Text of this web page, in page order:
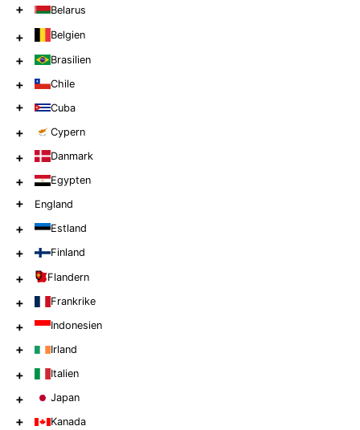
+ Belarus
+ Belgien
+ Brasilien
+ Chile
+ Cuba
+ Cypern
+ Danmark
+ Egypten
+ England
+ Estland
+ Finland
+ Flandern
+ Frankrike
+ Indonesien
+ Irland
+ Italien
+ Japan
+ Kanada